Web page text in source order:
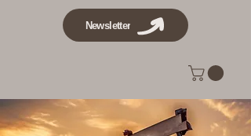
Newsletter